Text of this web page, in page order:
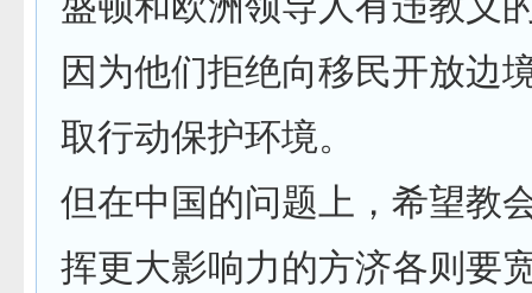
因为他们拒绝向移民开放边
取行动保护环境。
但在中国的问题上，希望教
挥更大影响力的方济各则要